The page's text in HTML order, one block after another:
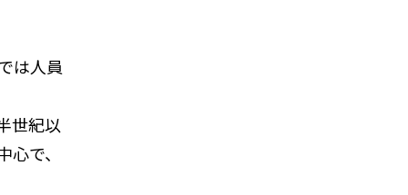
は人員
世紀以
で、